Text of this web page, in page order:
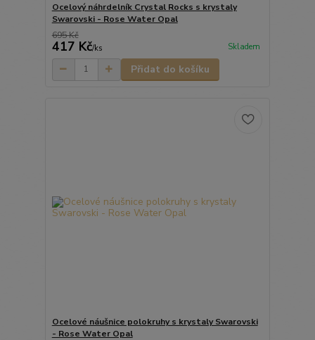
Ocelový náhrdelník Crystal Rocks s krystaly
Swarovski - Rose Water Opal
695 Kč
417 Kč/ks Skladem
Přidat do košíku
Ocelové náušnice polokruhy s krystaly Swarovski
- Rose Water Opal